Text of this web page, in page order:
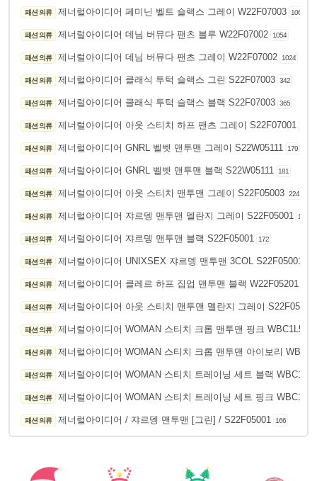
패션 의류 제너럴아이디어 페미닌 벨트 슬랙스 그레이 W22F07003 1060
패션 의류 제너럴아이디어 데님 버뮤다 팬츠 블루 W22F07002 1054
패션 의류 제너럴아이디어 데님 버뮤다 팬츠 그레이 W22F07002 1024
패션 의류 제너럴아이디어 클래식 투턱 슬랙스 그린 S22F07003 342
패션 의류 제너럴아이디어 클래식 투턱 슬랙스 블랙 S22F07003 365
패션 의류 제너럴아이디어 아웃 스티치 하프 팬츠 그레이 S22F07001
패션 의류 제너럴아이디어 GNRL 벨벳 맨투맨 그레이 S22W05111 179
패션 의류 제너럴아이디어 GNRL 벨벳 맨투맨 블랙 S22W05111 181
패션 의류 제너럴아이디어 아웃 스티치 맨투맨 그레이 S22F05003 224
패션 의류 제너럴아이디어 쟈르뎅 맨투맨 멜란지 그레이 S22F05001 197
패션 의류 제너럴아이디어 쟈르뎅 맨투맨 블랙 S22F05001 172
패션 의류 제너럴아이디어 UNIXSEX 쟈르뎅 맨투맨 3COL S22F05001
패션 의류 제너럴아이디어 클레르 하프 집업 맨투맨 블랙 W22F05201
패션 의류 제너럴아이디어 아웃 스티치 맨투맨 멜란지 그레이 S22F05003
패션 의류 제너럴아이디어 WOMAN 스티치 크롭 맨투맨 핑크
패션 의류 제너럴아이디어 WOMAN 스티치 크롭 맨투맨 아이보리
패션 의류 제너럴아이디어 WOMAN 스티치 트레이닝 세트 블랙
패션 의류 제너럴아이디어 WOMAN 스티치 트레이닝 세트 핑크
패션 의류 제너럴아이디어 / 쟈르뎅 맨투맨 [그린] / S22F05001 166